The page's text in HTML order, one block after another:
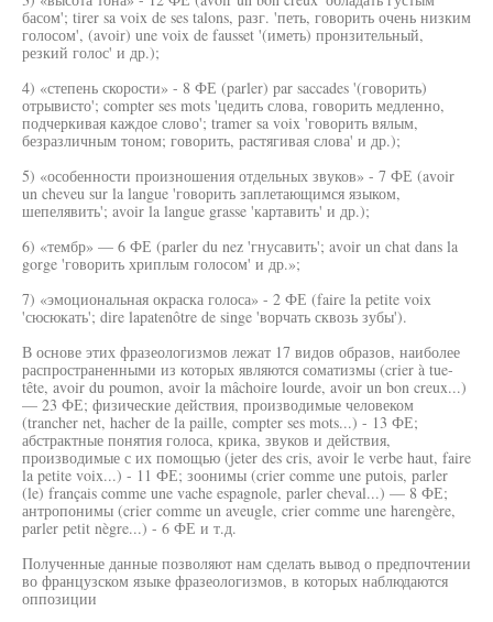
басом'; tirer sa voix de ses talons, разг. 'петь, говорить очень низким
голосом', (avoir) une voix de fausset '(иметь) пронзительный,
резкий голос' и др.);
4) «степень скорости» - 8 ФЕ (parler) par saccades '(говорить)
отрывисто'; compter ses mots 'цедить слова, говорить медленно,
подчеркивая каждое слово'; tramer sa voix 'говорить вялым,
безразличным тоном; говорить, растягивая слова' и др.);
5) «особенности произношения отдельных звуков» - 7 ФЕ (avoir
un cheveu sur la langue 'говорить заплетающимся языком,
шепелявить'; avoir la langue grasse 'картавить' и др.);
6) «тембр» — 6 ФЕ (parler du nez 'гнусавить'; avoir un chat dans la
gorge 'говорить хриплым голосом' и др.»;
7) «эмоциональная окраска голоса» - 2 ФЕ (faire la petite voix
'сюсюкать'; dire lapatenôtre de singe 'ворчать сквозь зубы').
В основе этих фразеологизмов лежат 17 видов образов, наиболее
распространенными из которых являются соматизмы (crier à tue-
tête, avoir du poumon, avoir la mâchoire lourde, avoir un bon creux...)
— 23 ФЕ; физические действия, производимые человеком
(trancher net, hacher de la paille, compter ses mots...) - 13 ФЕ;
абстрактные понятия голоса, крика, звуков и действия,
производимые с их помощью (jeter des cris, avoir le verbe haut, faire
la petite voix...) - 11 ФЕ; зоонимы (crier comme une putois, parler
(le) français comme une vache espagnole, parler cheval...) — 8 ФЕ;
антропонимы (crier comme un aveugle, crier comme une harengère,
parler petit nègre...) - 6 ФЕ и т.д.
Полученные данные позволяют нам сделать вывод о предпочтении
во французском языке фразеологизмов, в которых наблюдаются
оппозиции